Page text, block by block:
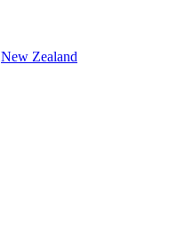
New Zealand